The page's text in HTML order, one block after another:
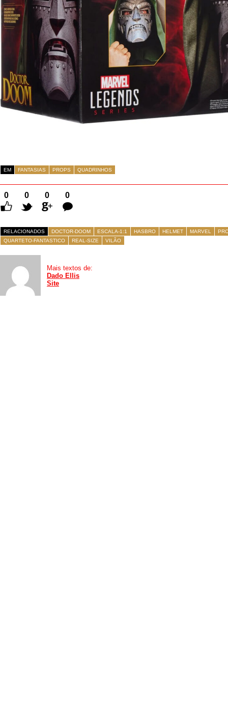
EM FANTASIAS PROPS QUADRINHOS
0 0 0
0
Comentários
RELACIONADOS DOCTOR-DOOM ESCALA-1:1 HASBRO HELMET MARVEL
QUARTETO-FANTASTICO
REAL-SIZE VILÃO
Mais textos de:
Dado Ellis
Site